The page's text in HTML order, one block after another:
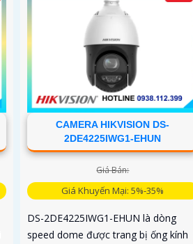
CAMERA HIKVISION DS-
2DE4225IWG1-EHUN
Giá Bán:
Giá Khuyến Mại: 5%-35%
DS-2DE4225IWG1-EHUN là dòng
speed dome được trang bị ống kính